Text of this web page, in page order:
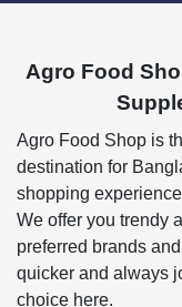
Agro Food
Agro Food Shop is
destination for
shopping
We offer you trendy
preferred brands
quicker and always
choice here.